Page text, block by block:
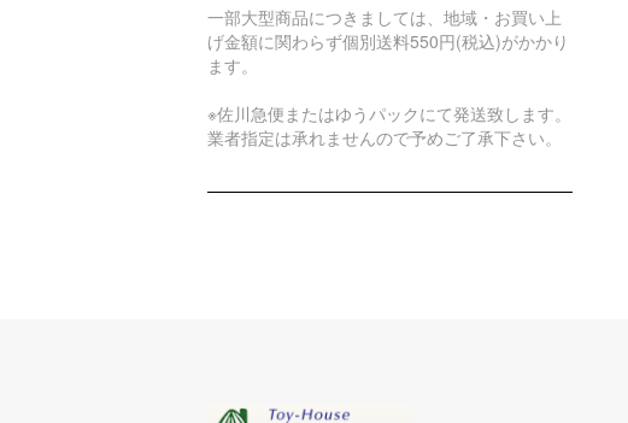
一部大型商品につきましては、地域・お買い上
げ金額に関わらず個別送料550円(税込)がかかり
ます。
※佐川急便またはゆうパックにて発送致します。
業者指定は承れませんので予めご了承下さい。